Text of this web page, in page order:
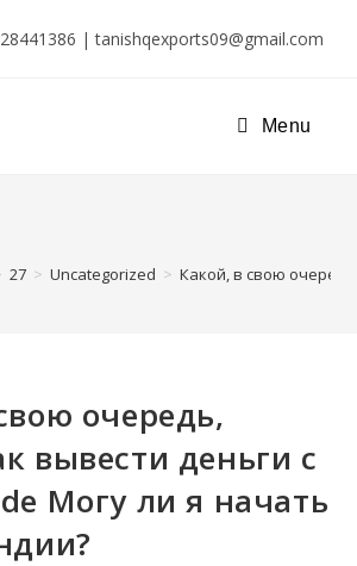
| tanishqexports09@gmail.com
Menu
27 > Uncategorized > Какой, в свою
очередь,
вывести деньги с
Могу ли я начать